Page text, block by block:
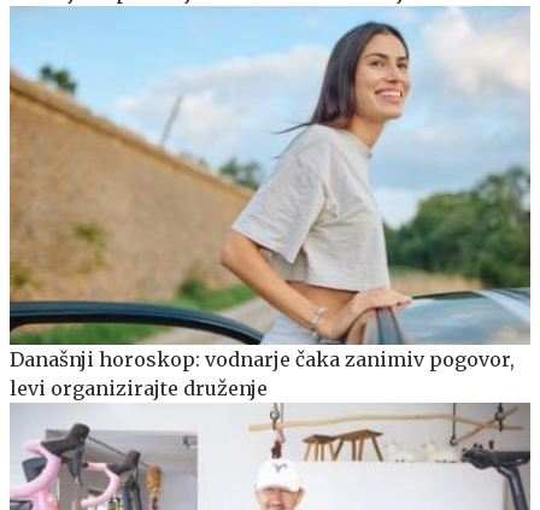
Današnji horoskop: vodnarje čaka zanimiv pogovor,
levi organizirajte druženje